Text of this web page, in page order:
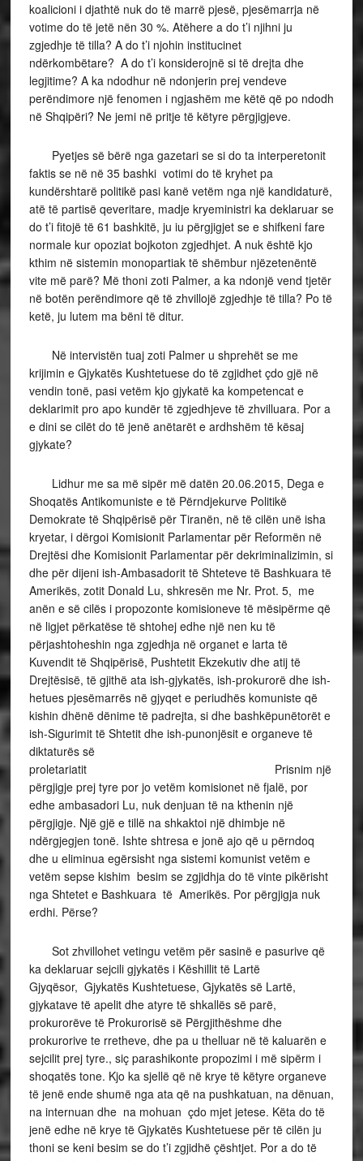
koalicioni i djathtë nuk do të marrë pjesë, pjesëmarrja në
votime do të jetë nën 30 %. Atëhere a do t’i njihni ju
zgjedhje të tilla? A do t’i njohin institucinet
ndërkombëtare? A do t’i konsiderojnë si të drejta dhe
legjitime? A ka ndodhur në ndonjerin prej vendeve
perëndimore një fenomen i ngjashëm me këtë që po ndodh
në Shqipëri? Ne jemi në pritje të këtyre përgjigjeve.
Pyetjes së bërë nga gazetari se si do ta interperetonit
faktis se në në 35 bashki votimi do të kryhet pa
kundërshtarë politikë pasi kanë vetëm nga një kandidaturë,
atë të partisë qeveritare, madje kryeministri ka deklaruar se
do t’i fitojë të 61 bashkitë, ju iu përgjigjet se e shifkeni fare
normale kur opoziat bojkoton zgjedhjet. A nuk është kjo
kthim në sistemin monopartiak të shëmbur njëzetenëntë
vite më parë? Më thoni zoti Palmer, a ka ndonjë vend tjetër
në botën perëndimore që të zhvillojë zgjedhje të tilla? Po të
ketë, ju lutem ma bëni të ditur.
Në intervistën tuaj zoti Palmer u shprehët se me
krijimin e Gjykatës Kushtetuese do të zgjidhet çdo gjë në
vendin tonë, pasi vetëm kjo gjykatë ka kompetencat e
deklarimit pro apo kundër të zgjedhjeve të zhvilluara. Por a
e dini se cilët do të jenë anëtarët e ardhshëm të kësaj
gjykate?
Lidhur me sa më sipër më datën 20.06.2015, Dega e
Shoqatës Antikomuniste e të Përndjekurve Politikë
Demokrate të Shqipërisë për Tiranën, në të cilën unë isha
kryetar, i dërgoi Komisionit Parlamentar për Reformën në
Drejtësi dhe Komisionit Parlamentar për dekriminalizimin, si
dhe për dijeni ish-Ambasadorit të Shteteve të Bashkuara të
Amerikës, zotit Donald Lu, shkresën me Nr. Prot. 5, me
anën e së cilës i propozonte komisioneve të mësipërme që
në ligjet përkatëse të shtohej edhe një nen ku të
përjashtoheshin nga zgjedhja në organet e larta të
Kuvendit të Shqipërisë, Pushtetit Ekzekutiv dhe atij të
Drejtësisë, të gjithë ata ish-gjykatës, ish-prokurorë dhe ish-
hetues pjesëmarrës në gjyqet e periudhës komuniste që
kishin dhënë dënime të padrejta, si dhe bashkëpunëtorët e
ish-Sigurimit të Shtetit dhe ish-punonjësit e organeve të
diktaturës së
proletariatit Prisnim një
përgjigje prej tyre por jo vetëm komisionet në fjalë, por
edhe ambasadori Lu, nuk denjuan të na kthenin një
përgjigje. Një gjë e tillë na shkaktoi një dhimbje në
ndërgjegjen tonë. Ishte shtresa e jonë ajo që u përndoq
dhe u eliminua egërsisht nga sistemi komunist vetëm e
vetëm sepse kishim besim se zgjidhja do të vinte pikërisht
nga Shtetet e Bashkuara të Amerikës. Por përgjigja nuk
erdhi. Përse?
Sot zhvillohet vetingu vetëm për sasinë e pasurive që
ka deklaruar sejcili gjykatës i Këshillit të Lartë
Gjyqësor, Gjykatës Kushtetuese, Gjykatës së Lartë,
gjykatave të apelit dhe atyre të shkallës së parë,
prokurorëve të Prokurorisë së Përgjithëshme dhe
prokurorive te rretheve, dhe pa u thelluar në të kaluarën e
sejcilit prej tyre., siç parashikonte propozimi i më sipërm i
shoqatës tone. Kjo ka sjellë që në krye të këtyre organeve
të jenë ende shumë nga ata që na pushkatuan, na dënuan,
na internuan dhe na mohuan çdo mjet jetese. Këta do të
jenë edhe në krye të Gjykatës Kushtetuese për të cilën ju
thoni se keni besim se do t’i zgjidhë çështjet. Por a do të